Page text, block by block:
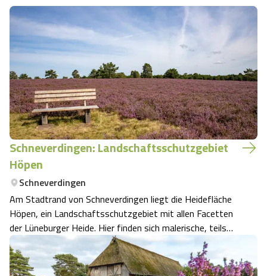
Schneverdingen: Landschaftsschutzgebiet
Höpen
Schneverdingen
Am Stadtrand von Schneverdingen liegt die Heidefläche
Höpen, ein Landschaftsschutzgebiet mit allen Facetten
der Lüneburger Heide. Hier finden sich malerische, teils
hügelige Heideflächen mit Wacholdern, Bienenzäune und
eine Heidschnuckenherde.